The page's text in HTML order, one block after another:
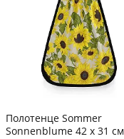
Полотенце Sommer
Sonnenblume 42 x 31 см